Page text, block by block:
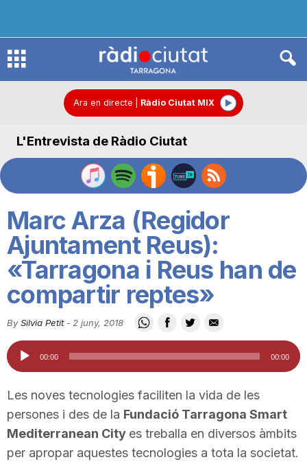
R
d
o
C
i
t
a
Ara en directe Ràdio Ciutat MIX
L'Entrevista de Ràdio Ciutat
Marc Arza (Regidor
Ajuntament Reus):
«Tarragona i Reus han de
compartir reptes»
By Silvia Petit- 2 juny, 2018
Reproductor
d'àudio
00:00 00:00
Les noves tecnologies faciliten la vida de les
persones i des de la Fundació Tarragona Smart
Mediterranean City es treballa en diversos àmbits
per apropar aquestes tecnologies a tota la societat.